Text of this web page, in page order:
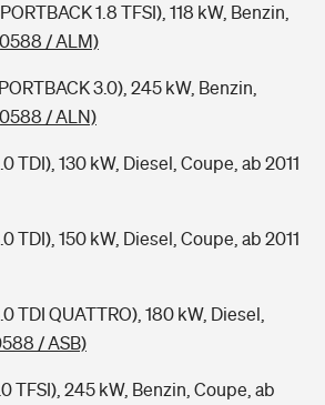
1.8 TFSI), 118 kW, Benzin,
/ ALM)
3.0), 245 kW, Benzin,
/ ALN)
TDI), 130 kW, Diesel, Coupe, ab 2011
TDI), 150 kW, Diesel, Coupe, ab 2011
TDI QUATTRO), 180 kW, Diesel,
/ ASB)
TFSI), 245 kW, Benzin, Coupe, ab